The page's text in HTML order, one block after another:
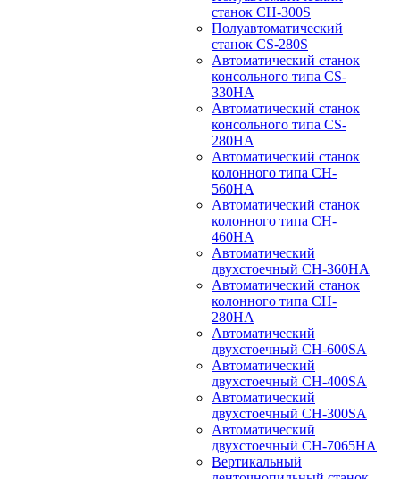
станок CH-300S
Полуавтоматический
станок CS-280S
Автоматический станок
консольного типа CS-
330HA
Автоматический станок
консольного типа CS-
280HA
Автоматический станок
колонного типа CH-
560HA
Автоматический станок
колонного типа CH-
460HA
Автоматический
двухстоечный CH-360HA
Автоматический станок
колонного типа CH-
280HA
Автоматический
двухстоечный CH-600SA
Автоматический
двухстоечный CH-400SA
Автоматический
двухстоечный CH-300SA
Автоматический
двухстоечный CH-7065HA
Вертикальный